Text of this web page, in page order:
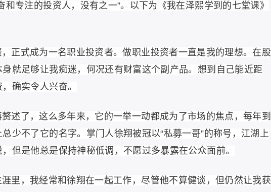
和专注的投资人，没有之一”。以下为《我在泽熙学到的七堂课》
正式成为一名职业投资者。做职业投资者一直是我的理想。在股
就足够让我痴迷，何况还有财富这个副产品。想到自己能近距
确实令人兴奋。
述了，这么多年来，它的一举一动都成为了市场的焦点，每年到
少不了它的名字。掌门人徐翔被冠以“私募一哥”的称号，江湖上
但是他总是保持神秘低调，不愿过多暴露在公众面前。
里，我经常和徐翔在一起工作，尽管他不算健谈，但仍然让我获